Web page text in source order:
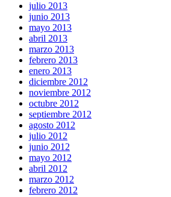
julio 2013
junio 2013
mayo 2013
abril 2013
marzo 2013
febrero 2013
enero 2013
diciembre 2012
noviembre 2012
octubre 2012
septiembre 2012
agosto 2012
julio 2012
junio 2012
mayo 2012
abril 2012
marzo 2012
febrero 2012